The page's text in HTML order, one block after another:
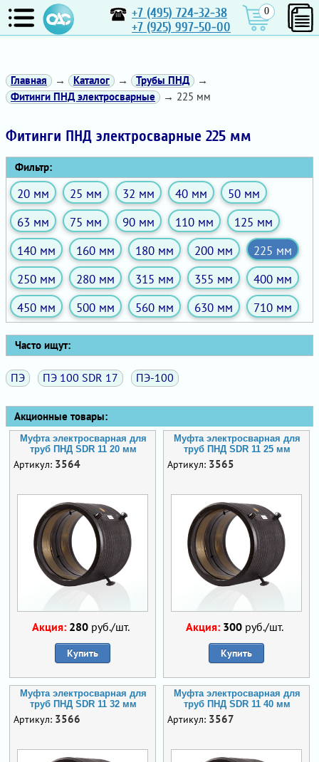
+7 (495) 724-32-38
+7 (925) 997-50-00
0
Главная → Каталог → Трубы ПНД
→
Фитинги ПНД электросварные
→ 225 мм
Фитинги ПНД электросварные 225 мм
Фильтр:
20 мм 25 мм 32 мм 40 мм
50 мм
63 мм
75 мм 90 мм 110 мм
125 мм
140 мм
160 мм 180 мм 200 мм
225 мм
250 мм
280 мм 315 мм 355 мм
400 мм
450 мм
500 мм 560 мм 630 мм 710 мм
Часто ищут:
ПЭ ПЭ 100 SDR 17 ПЭ-100
Акционные товары:
Муфта электросварная для
труб ПНД SDR 11 20 мм
Артикул: 3564
Акция: 280 руб./шт.
Купить
Муфта электросварная для
труб ПНД SDR 11 25 мм
Артикул: 3565
Акция: 300 руб./шт.
Купить
Муфта электросварная для
труб ПНД SDR 11 32 мм
Артикул: 3566
Муфта электросварная для
труб ПНД SDR 11 40 мм
Артикул: 3567